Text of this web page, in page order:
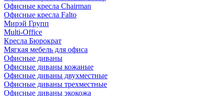
Офисные кресла Chairman
Офисные кресла Falto
Мирэй Групп
Multi-Office
Кресла Бюрократ
Мягкая мебель для офиса
Офисные диваны
Офисные диваны кожаные
Офисные диваны двухместные
Офисные диваны трехместные
Офисные диваны экокожа